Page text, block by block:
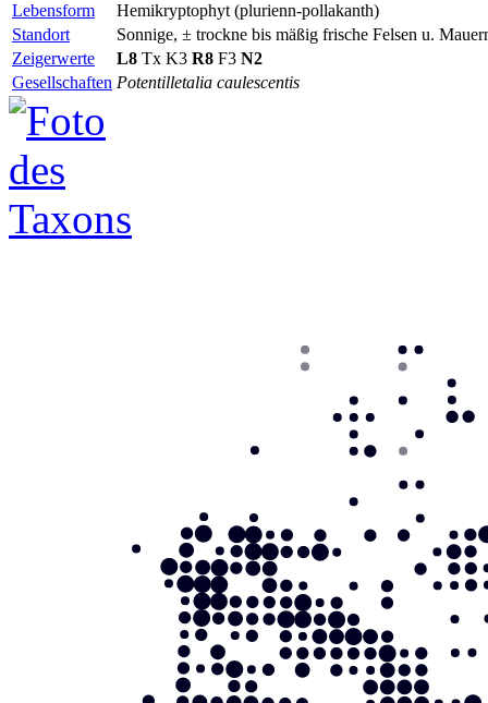
Lebensform
Hemikryptophyt (plurienn-pollakanth)
Standort
Sonnige, ± trockne bis mäßig frische Felsen u.
Zeigerwerte
L8 Tx K3 R8 F3 N2
Gesellschaften Potentilletalia caulescentis